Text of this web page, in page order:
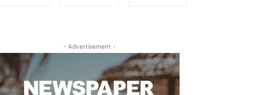
- Advertisement -